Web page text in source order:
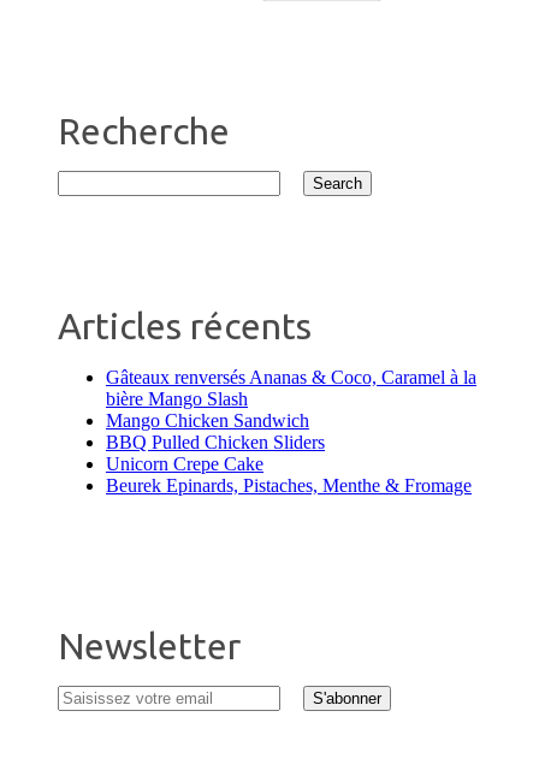
Recherche
Articles récents
Gâteaux renversés Ananas & Coco, Caramel à la
bière Mango Slash
Mango Chicken Sandwich
BBQ Pulled Chicken Sliders
Unicorn Crepe Cake
Beurek Epinards, Pistaches, Menthe & Fromage
Newsletter